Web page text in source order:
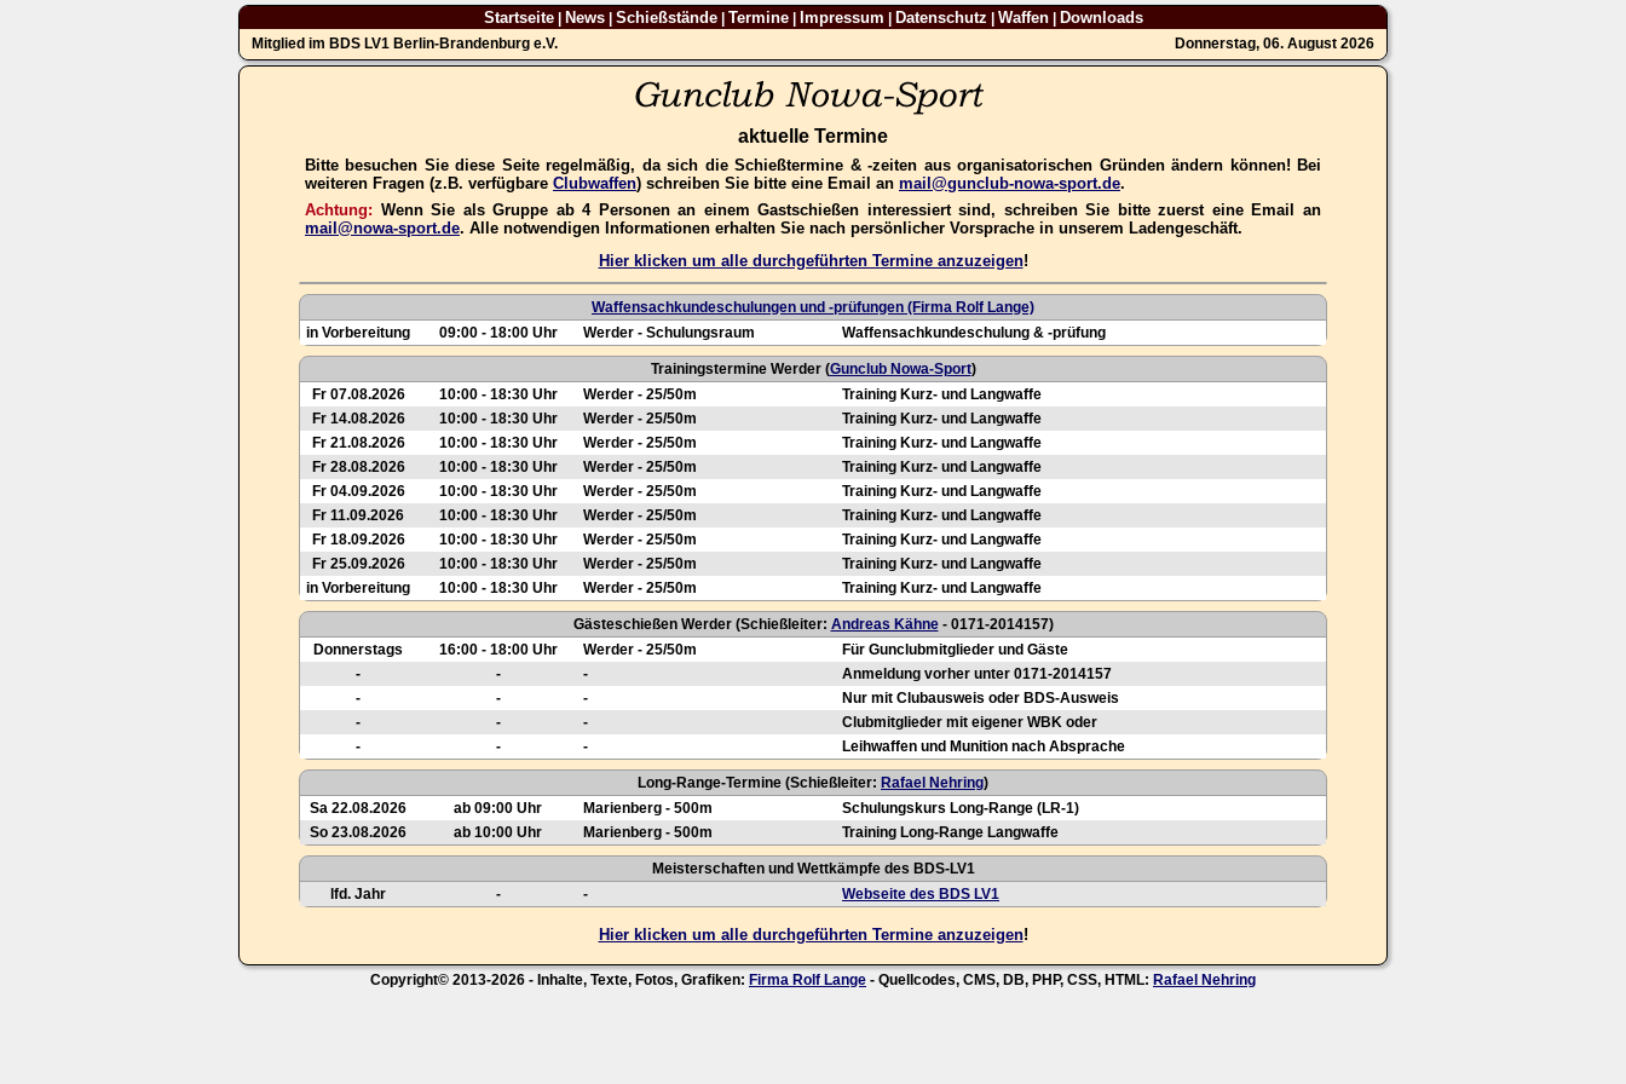
Startseite| News| Schießstände| Termine| Impressum Datenschutz Waffen| Downloads
Mitglied im BDS LV1 Berlin-Brandenburg e.V. Donnerstag, 06. August 2026
aktuelle Termine
Bitte besuchen Sie diese Seite regelmäßig, da sich die Schießtermine & -zeiten aus organisatorischen Gründen ändern können! Bei
weiteren Fragen (z.B. verfügbare Clubwaffen) schreiben Sie bitte eine Email an mail@gunclub-nowa-sport.de.
Achtung: Wenn Sie als Gruppe ab 4 Personen an einem Gastschießen interessiert sind, schreiben Sie bitte zuerst eine Email an
mail@nowa-sport.de. Alle notwendigen Informationen erhalten Sie nach persönlicher Vorsprache in unserem Ladengeschäft.
Hier klicken um alle durchgeführten Termine anzuzeigen!
Waffensachkundeschulungen und -prüfungen (Firma Rolf Lange)
in Vorbereitung
09:00 - 18:00 Uhr Werder - Schulungsraum Waffensachkundeschulung & -prüfung
Trainingstermine Werder (Gunclub Nowa-Sport)
Fr 07.08.2026
10:00 - 18:30 Uhr Werder - 25/50m
Training Kurz- und Langwaffe
Fr 14.08.2026
10:00 - 18:30 Uhr Werder - 25/50m
Training Kurz- und Langwaffe
Fr 21.08.2026
10:00 - 18:30 Uhr Werder - 25/50m
Training Kurz- und Langwaffe
Fr 28.08.2026
10:00 - 18:30 Uhr Werder - 25/50m
Training Kurz- und Langwaffe
Fr 04.09.2026
10:00 - 18:30 Uhr Werder - 25/50m
Training Kurz- und Langwaffe
Fr 11.09.2026
10:00 - 18:30 Uhr Werder - 25/50m
Training Kurz- und Langwaffe
Fr 18.09.2026
10:00 - 18:30 Uhr Werder - 25/50m
Training Kurz- und Langwaffe
Fr 25.09.2026
10:00 - 18:30 Uhr Werder - 25/50m
Training Kurz- und Langwaffe
in Vorbereitung
10:00 - 18:30 Uhr Werder - 25/50m Training Kurz- und Langwaffe
Gästeschießen Werder (Schießleiter: Andreas Kähne- 0171-2014157)
Donnerstags
16:00 - 18:00 Uhr Werder - 25/50m
Für Gunclubmitglieder und Gäste
-
- -
Anmeldung vorher unter 0171-2014157
-
- -
Nur mit Clubausweis oder BDS-Ausweis
-
- -
Clubmitglieder mit eigener WBK oder
-
- - Leihwaffen und Munition nach Absprache
Long-Range-Termine (Schießleiter: Rafael Nehring)
Sa 22.08.2026
ab 09:00 Uhr Marienberg - 500m
Schulungskurs Long-Range (LR-1)
So 23.08.2026
ab 10:00 Uhr Marienberg - 500m Training Long-Range Langwaffe
Meisterschaften und Wettkämpfe des BDS-LV1
lfd. Jahr
- - Webseite des BDS LV1
Hier klicken um alle durchgeführten Termine anzuzeigen!
Copyright© 2013-2026 - Inhalte, Texte, Fotos, Grafiken: Firma Rolf Lange - Quellcodes, CMS, DB, PHP, CSS, HTML: Rafael Nehring